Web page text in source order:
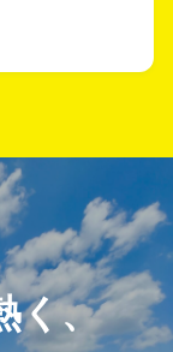
く、